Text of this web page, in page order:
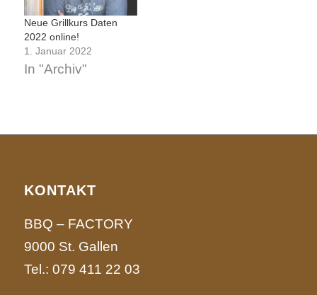
Neue Grillkurs Daten
2022 online!
1. Januar 2022
In "Archiv"
KONTAKT
BBQ – FACTORY
9000 St. Gallen
Tel.: 079 411 22 03